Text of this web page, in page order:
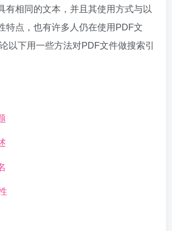
有相同的文本，并且其使用方式与以
特点，也有许多人仍在使用PDF文
以下用一些方法对PDF文件做搜索引